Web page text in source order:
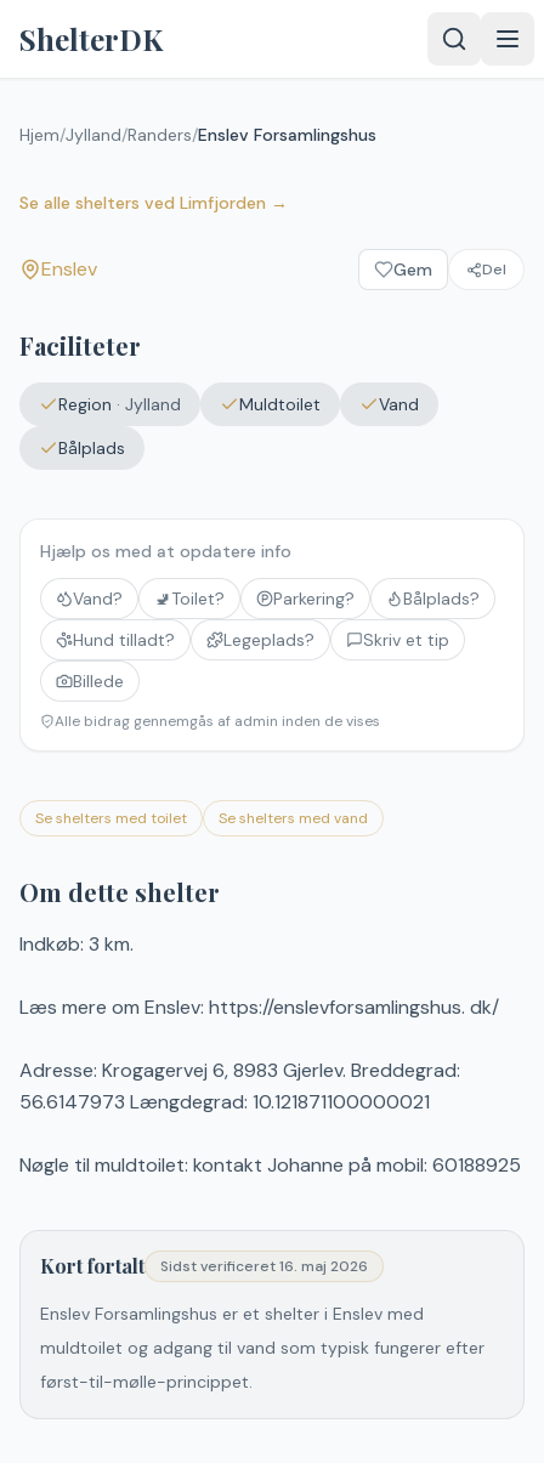
ShelterDK
Hjem/Jylland/Randers/Enslev Forsamlingshus
Se alle shelters ved Limfjorden →
Enslev Forsamlingshus
Enslev
Enslev Gem Del
Faciliteter
Region · Jylland Muldtoilet
Vand
Bålplads
Hjælp os med at opdatere info
Vand? 🚽Toilet? Parkering?
Bålplads?
Hund tilladt?
Legeplads?
Skriv et tip
Billede
Alle bidrag gennemgås af admin inden de vises
Se shelters med toilet Se shelters med vand
Om dette shelter
Indkøb: 3 km.
Læs mere om Enslev: https://enslevforsamlingshus. dk/
Adresse: Krogagervej 6, 8983 Gjerlev. Breddegrad:
56.6147973 Længdegrad: 10.121871100000021
Nøgle til muldtoilet: kontakt Johanne på mobil: 60188925
Kort fortalt Sidst verificeret16. maj 2026
Enslev Forsamlingshus er et shelter i Enslev med
muldtoilet og adgang til vand som typisk fungerer efter
først-til-mølle-princippet.